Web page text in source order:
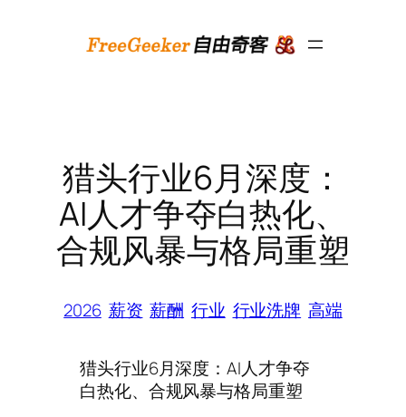
猎头行业6月深度：
AI人才争夺白热化、
合规风暴与格局重塑
2026 薪资 薪酬 行业 行业洗牌 高端
猎头行业6月深度：AI人才争夺
白热化、合规风暴与格局重塑